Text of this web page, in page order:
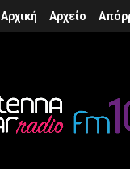
Αρχική Αρχείο